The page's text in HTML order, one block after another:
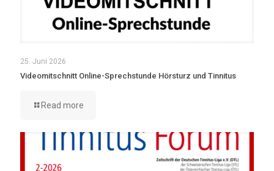
25. Juni 2026
Videomitschnitt Online-Sprechstunde Hörsturz und Tinnitus
Read more